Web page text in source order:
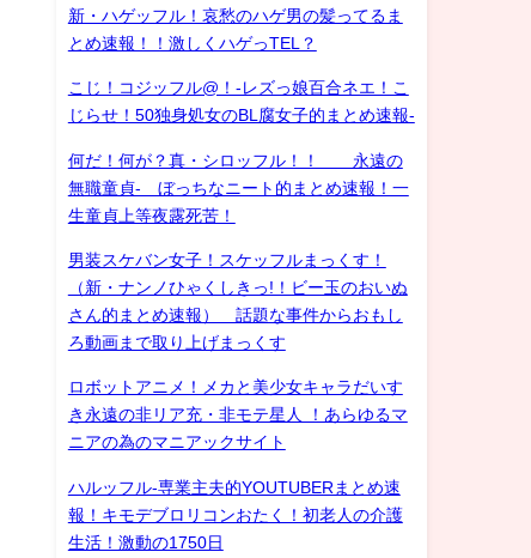
新・ハゲッフル！哀愁のハゲ男の髪ってるま
とめ速報！！激しくハゲっTEL？
こじ！コジッフル@！-レズっ娘百合ネエ！こ
じらせ！50独身処女のBL腐女子的まとめ速報-
何だ！何が？真・シロッフル！！ 永遠の
無職童貞- ぼっちなニート的まとめ速報！一
生童貞上等夜露死苦！
男装スケバン女子！スケッフルまっくす！
（新・ナンノひゃくしきっ!！ビー玉のおいぬ
さん的まとめ速報） 話題な事件からおもし
ろ動画まで取り上げまっくす
ロボットアニメ！メカと美少女キャラだいす
き永遠の非リア充・非モテ星人 ！あらゆるマ
ニアの為のマニアックサイト
ハルッフル-専業主夫的YOUTUBERまとめ速
報！キモデブロリコンおたく！初老人の介護
生活！激動の1750日